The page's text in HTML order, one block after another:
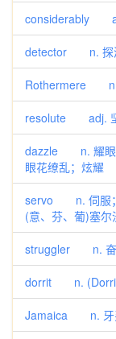
considerably
detector n. 探测
Rothermere n.
resolute adj.
dazzle n. 耀眼
眼花缭乱；炫耀
servo n. 伺服；
(意、芬、葡)塞尔
struggler n. 奋
dorrit n.
Jamaica n. 牙买